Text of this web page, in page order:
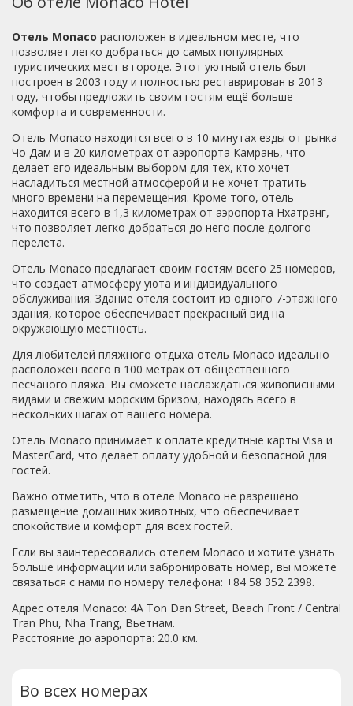
рукой. Море рядом, кафешки, магазины и тд
повсюду.Экскурсии брали недалеко в МирТур. Даллат,
Острова (обезьяны, орхидеи), на источники. Нам
понравилось. Даже познакомились там с девочкой с
ВинПерла (она там отдыхала и ее персональный гид
продавал ей эти же экскурсии втридорога).Солнце там
кстати жарит не по детски, так что смело берите 50
защиту. Мы хоть ей мазались, все равно частично
обгорели.Недалеко Грилль Гарден - где можно недорого
объесться морепродуктами.Мы отдыхали 10 дней. Для
первого раза во Вьетнаме, мне кажется, это оч мало.
Весь отдых мы куда то ходили, ездили, постоянно какие
то экскурсии, от агенств, сами.... хоть я и не фанат
аквапарков, но на Винперле оооочень понравилось. Так
что в номер приходили и падали в сон.Вьетнам не та
страна, где нужно придираться к отелю.Кто хочет
заморочиться - могу еще посоветовать отель, который
находиться через 1 от нас в глубь переулка. Он
построен в 15, там все чистенькое и новенькое. У нас
там соседи по пляжу отдыхали, им все оч понравилось.
друг к другу. расстояние от одного входа до др не
больше 50м)
Отель Monaco расположен в идеальном месте, что
позволяет легко добраться до самых популярных
туристических мест в городе. Этот уютный отель был
построен в 2003 году и полностью реставрирован в 2013
году, чтобы предложить своим гостям ещё больше
комфорта и современности.
Отель Monaco находится всего в 10 минутах езды от рынка
Чо Дам и в 20 километрах от аэропорта Камрань, что
делает его идеальным выбором для тех, кто хочет
насладиться местной атмосферой и не хочет тратить
много времени на перемещения. Кроме того, отель
находится всего в 1,3 километрах от аэропорта Нхатранг,
что позволяет легко добраться до него после долгого
перелета.
Отель Monaco предлагает своим гостям всего 25 номеров,
что создает атмосферу уюта и индивидуального
обслуживания. Здание отеля состоит из одного 7-этажного
здания, которое обеспечивает прекрасный вид на
окружающую местность.
Для любителей пляжного отдыха отель Monaco идеально
расположен всего в 100 метрах от общественного
песчаного пляжа. Вы сможете наслаждаться живописными
видами и свежим морским бризом, находясь всего в
нескольких шагах от вашего номера.
Отель Monaco принимает к оплате кредитные карты Visa и
MasterCard, что делает оплату удобной и безопасной для
гостей.
Важно отметить, что в отеле Monaco не разрешено
размещение домашних животных, что обеспечивает
спокойствие и комфорт для всех гостей.
Если вы заинтересовались отелем Monaco и хотите узнать
больше информации или забронировать номер, вы можете
связаться с нами по номеру телефона: +84 58 352 2398.
Адрес отеля Monaco: 4A Ton Dan Street, Beach Front / Central
Tran Phu, Nha Trang, Вьетнам.
Расстояние до аэропорта: 20.0 км.
Во всех номерах